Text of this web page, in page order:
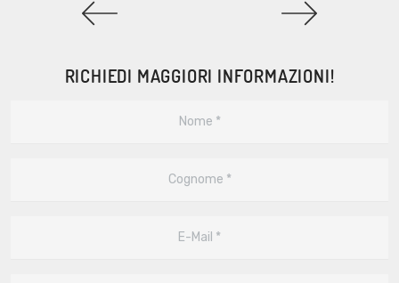
RICHIEDI MAGGIORI INFORMAZIONI!